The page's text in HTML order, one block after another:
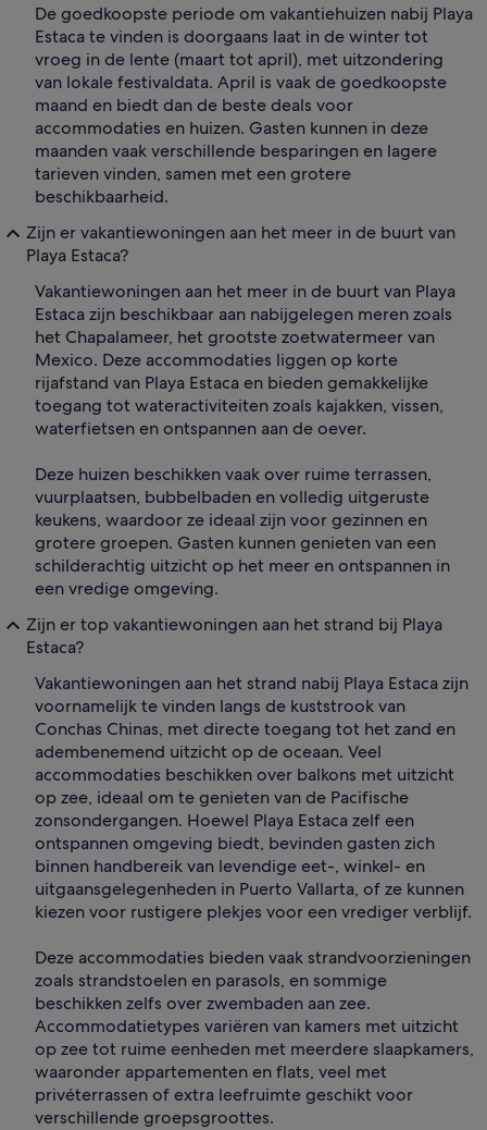
De goedkoopste periode om vakantiehuizen nabij Playa
Estaca te vinden is doorgaans laat in de winter tot
vroeg in de lente (maart tot april), met uitzondering
van lokale festivaldata. April is vaak de goedkoopste
maand en biedt dan de beste deals voor
accommodaties en huizen. Gasten kunnen in deze
maanden vaak verschillende besparingen en lagere
tarieven vinden, samen met een grotere
beschikbaarheid.
Zijn er vakantiewoningen aan het meer in de buurt van
Playa Estaca?
Vakantiewoningen aan het meer in de buurt van Playa
Estaca zijn beschikbaar aan nabijgelegen meren zoals
het Chapalameer, het grootste zoetwatermeer van
Mexico. Deze accommodaties liggen op korte
rijafstand van Playa Estaca en bieden gemakkelijke
toegang tot wateractiviteiten zoals kajakken, vissen,
waterfietsen en ontspannen aan de oever.
Deze huizen beschikken vaak over ruime terrassen,
vuurplaatsen, bubbelbaden en volledig uitgeruste
keukens, waardoor ze ideaal zijn voor gezinnen en
grotere groepen. Gasten kunnen genieten van een
schilderachtig uitzicht op het meer en ontspannen in
een vredige omgeving.
Zijn er top vakantiewoningen aan het strand bij Playa
Estaca?
Vakantiewoningen aan het strand nabij Playa Estaca zijn
voornamelijk te vinden langs de kuststrook van
Conchas Chinas, met directe toegang tot het zand en
adembenemend uitzicht op de oceaan. Veel
accommodaties beschikken over balkons met uitzicht
op zee, ideaal om te genieten van de Pacifische
zonsondergangen. Hoewel Playa Estaca zelf een
ontspannen omgeving biedt, bevinden gasten zich
binnen handbereik van levendige eet-, winkel- en
uitgaansgelegenheden in Puerto Vallarta, of ze kunnen
kiezen voor rustigere plekjes voor een vrediger verblijf.
Deze accommodaties bieden vaak strandvoorzieningen
zoals strandstoelen en parasols, en sommige
beschikken zelfs over zwembaden aan zee.
Accommodatietypes variëren van kamers met uitzicht
op zee tot ruime eenheden met meerdere slaapkamers,
waaronder appartementen en flats, veel met
privéterrassen of extra leefruimte geschikt voor
verschillende groepsgroottes.